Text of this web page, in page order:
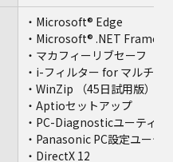
・Microsoft® Edge
・Microsoft® .NET
・マカフィーリブセーフ（
・i-フィルター for マルチデ
・WinZip （45日試用版）
・Aptioセットアップ
・PC-Diagnosticユーティリ
・Panasonic PC設定ユーテ
・DirectX 12